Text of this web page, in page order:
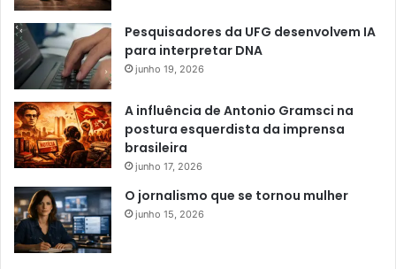
Pesquisadores da UFG desenvolvem IA
para interpretar DNA
junho 19, 2026
A influência de Antonio Gramsci na
postura esquerdista da imprensa
brasileira
junho 17, 2026
O jornalismo que se tornou mulher
junho 15, 2026